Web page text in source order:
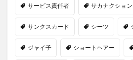
サービス責任者 サカナクション
サンクスカード シーツ
ジャイ子 ショートヘアー